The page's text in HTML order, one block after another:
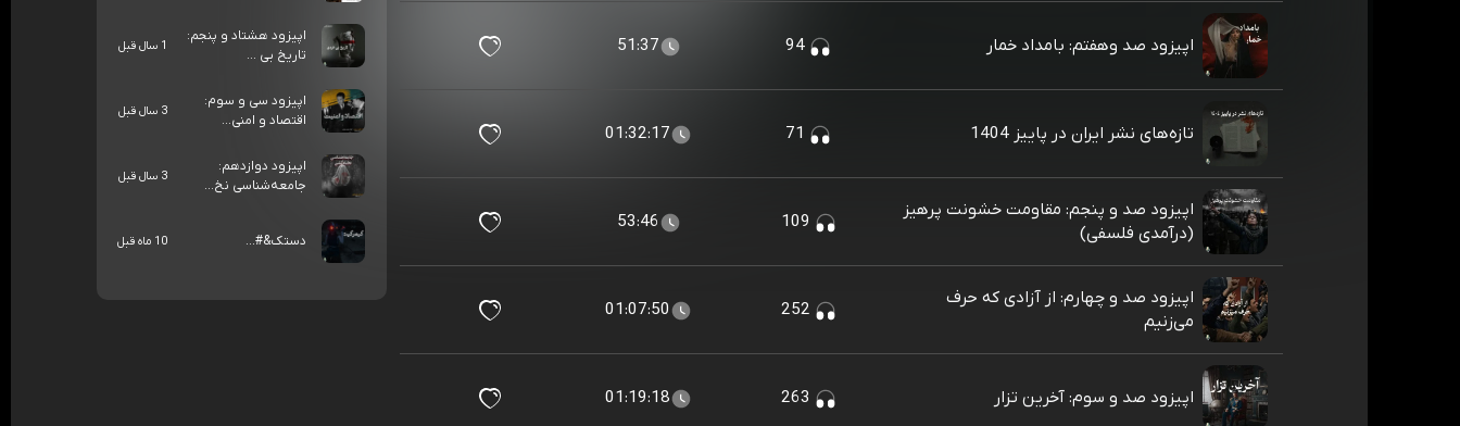
اپیزود صد وهفتم: بامداد خمار 51:37
تازه‌های نشر ایران در پاییز 1404 01:32:17
اپیزود صد و پنجم: مقاومت خشونت پرهیز
(درآمدی فلسفی)
53:46
اپیزود صد و چهارم: از آزادی که حرف
می‌زنیم
01:07:50
اپیزود صد و سوم: آخرین تزار 01:19:18
اپیزود هشتاد و پنجم:
تاریخ بی ...
1 سال قبل
اپیزود سی و سوم:
اقتصاد و امنی...
3 سال قبل
اپیزود دوازدهم:
جامعه‌شناسی نخ...
3 سال قبل
دستک&#... 10 ماه قبل